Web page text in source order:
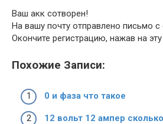
Ваш акк сотворен!
На вашу почту отправлено письмо с
Окончите регистрацию, нажав на
Похожие Записи:
0 и фаза что такое
12 вольт 12 ампер